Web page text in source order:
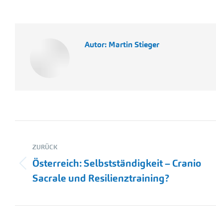
Autor: Martin Stieger
ZURÜCK
Vorheriger
Beitrag:
Österreich: Selbstständigkeit – Cranio
Sacrale und Resilienztraining?